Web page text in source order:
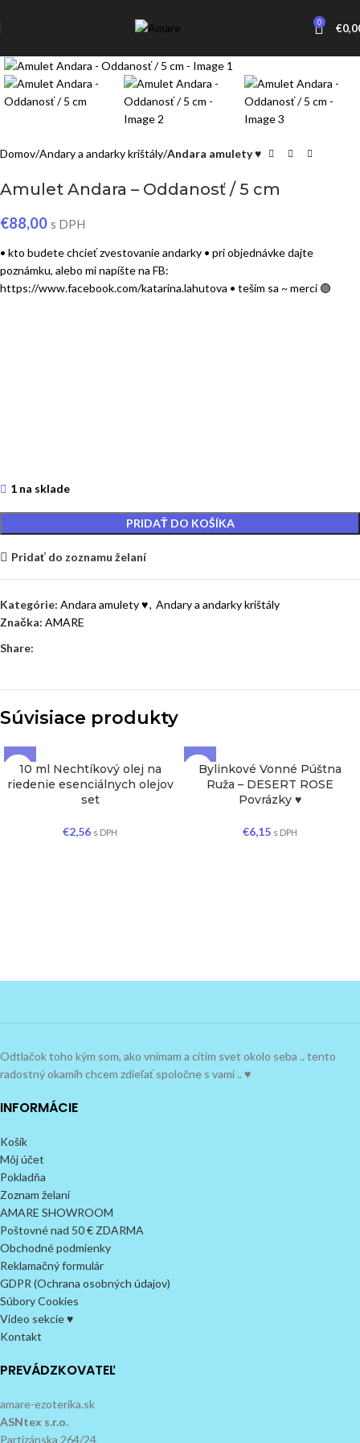
0 €
Domov Andary a andarky krištály Andara amulety ♥
Amulet Andara – Oddanosť / 5 cm
€88,00 s DPH
• kto budete chcieť zvestovanie andarky • pri objednávke dajte
poznámku, alebo mi napíšte na FB:
https://www.facebook.com/katarina.lahutova • teším sa ~ merci 🟣
1 na sklade
PRIDAŤ DO KOŠÍKA
Pridať do zoznamu želaní
Kategórie: Andara amulety ♥, Andary a andarky krištály
Značka: AMARE
Share:
Súvisiace produkty
10 ml Nechtíkový olej na
riedenie esenciálnych olejov
set
€2,56 s DPH
Bylinkové Vonné Púštna
Ruža – DESERT ROSE
Povrázky ♥
€6,15 s DPH
Odtlačok toho kým som, ako vnímam a cítim svet okolo seba .. tento
radostný okamih chcem zdieľať spoločne s vami .. ♥
INFORMÁCIE
Košík
Môj účet
Pokladňa
Zoznam želaní
AMARE SHOWROOM
Poštovné nad 50 € ZDARMA
Obchodné podmienky
Reklamačný formulár
GDPR (Ochrana osobných údajov)
Súbory Cookies
Video sekcie ♥
Kontakt
PREVÁDZKOVATEĽ
amare-ezoterika.sk
ASNtex s.r.o.
Partizánska 264/24